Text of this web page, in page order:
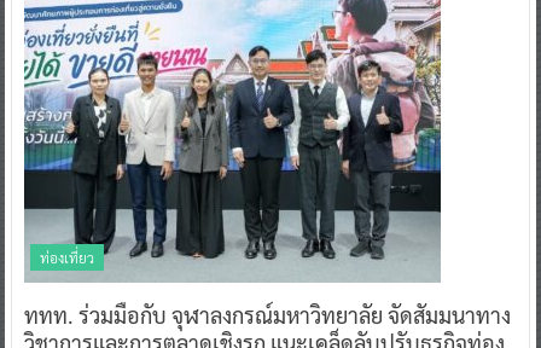
ท่องเที่ยว
ททท. ร่วมมือกับ จุฬาลงกรณ์มหาวิทยาลัย จัดสัมมนาทาง
วิชาการและการตลาดเชิงรุก แนะเคล็ดลับปรับธุรกิจท่อง